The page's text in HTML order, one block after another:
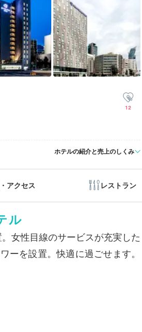
12
ホテルの紹介と売上のしくみ
アクセス レストラン
ル
女性目線のサービスが充実した
ーを設置。快適に過ごせます。